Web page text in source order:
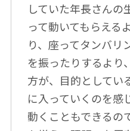
していた年長さんの
って動いてもらえる
り、座ってタンバリ
を振ったりするより
方が、目的としてい
に入っていくのを感
動くこともできるの